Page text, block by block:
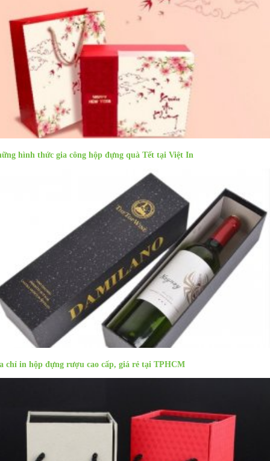
hình thức gia công hộp đựng quà Tết tại Việt In
chỉ in hộp đựng rượu cao cấp, giá rẻ tại TPHCM